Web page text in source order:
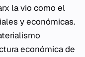
la vio como el
y económicas.
económica de